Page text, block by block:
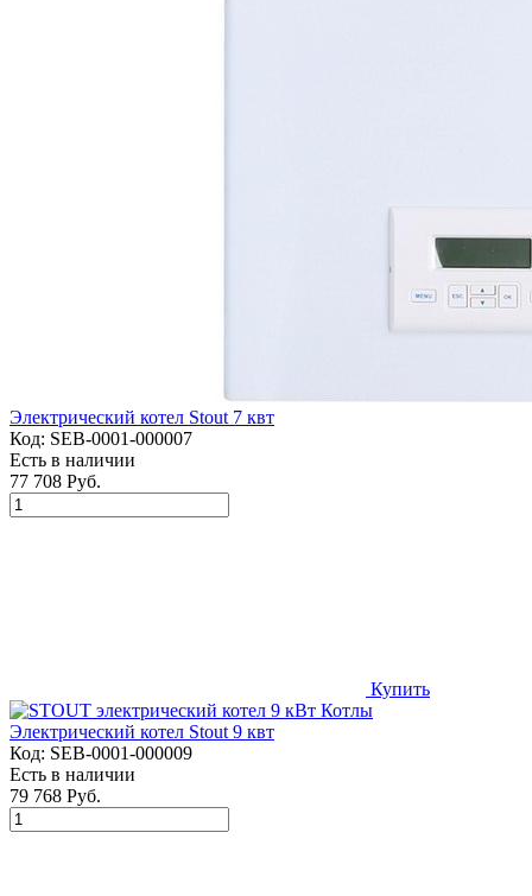
Электрический котел Stout 7 квт
Код: SEB-0001-000007
Есть в наличии
77 708 Руб.
Купить
Электрический котел Stout 9 квт
Код: SEB-0001-000009
Есть в наличии
79 768 Руб.